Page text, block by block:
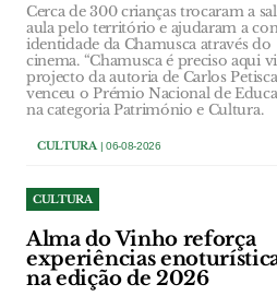
Cerca de 300 crianças trocaram a
aula pelo território e ajudaram a
identidade da Chamusca através do
cinema. “Chamusca é preciso aqui
projecto da autoria de Carlos
venceu o Prémio Nacional de
na categoria Património e Cultura.
CULTURA | 06-08-2026
CULTURA
Alma do Vinho reforça
experiências
na edição de 2026